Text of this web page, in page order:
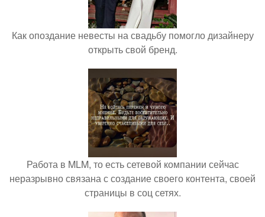
Как опоздание невесты на свадьбу помогло дизайнеру
открыть свой бренд.
Работа в MLM, то есть сетевой компании сейчас
неразрывно связана с создание своего контента, своей
страницы в соц сетях.